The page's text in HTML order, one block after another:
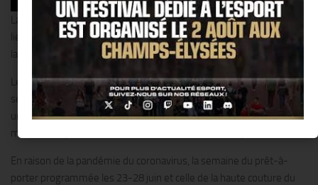
La prochaineParis Fashion Weekdédiée à la mode masculine aura
lieu en ligne du 09 au 13 juillet, a annoncé mercredi la Fédération de
la haute couture et de la mode.
Les collections du prêt-à porter homme printemps-été 2021
seront présentées « sous la forme d’un film ou d’une vidéo » sur
une plateforme dédiée et « le principe du calendrier officiel est
maintenu », précise la Fédération dans un communiqué.
En raison de la pandémie du coronavirus, la semaine du prêt-à-
porter programmée les 23-28 juin et celle de la haute couture du